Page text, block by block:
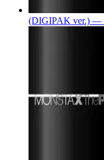
(DIGIPAK ver.) —